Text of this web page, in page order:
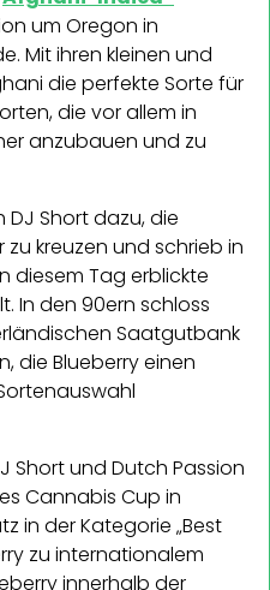
um Oregon in
Mit ihren kleinen und
die perfekte Sorte für
die vor allem in
anzubauen und zu
DJ Short dazu, die
kreuzen und schrieb in
diesem Tag erblickte
In den 90ern schloss
Saatgutbank
die Blueberry einen
Short und Dutch Passion
Cannabis Cup in
in der Kategorie „Best
zu internationalem
innerhalb der